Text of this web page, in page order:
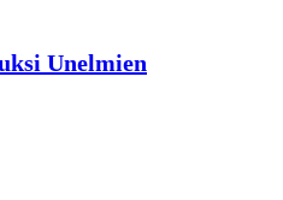
Unelmien